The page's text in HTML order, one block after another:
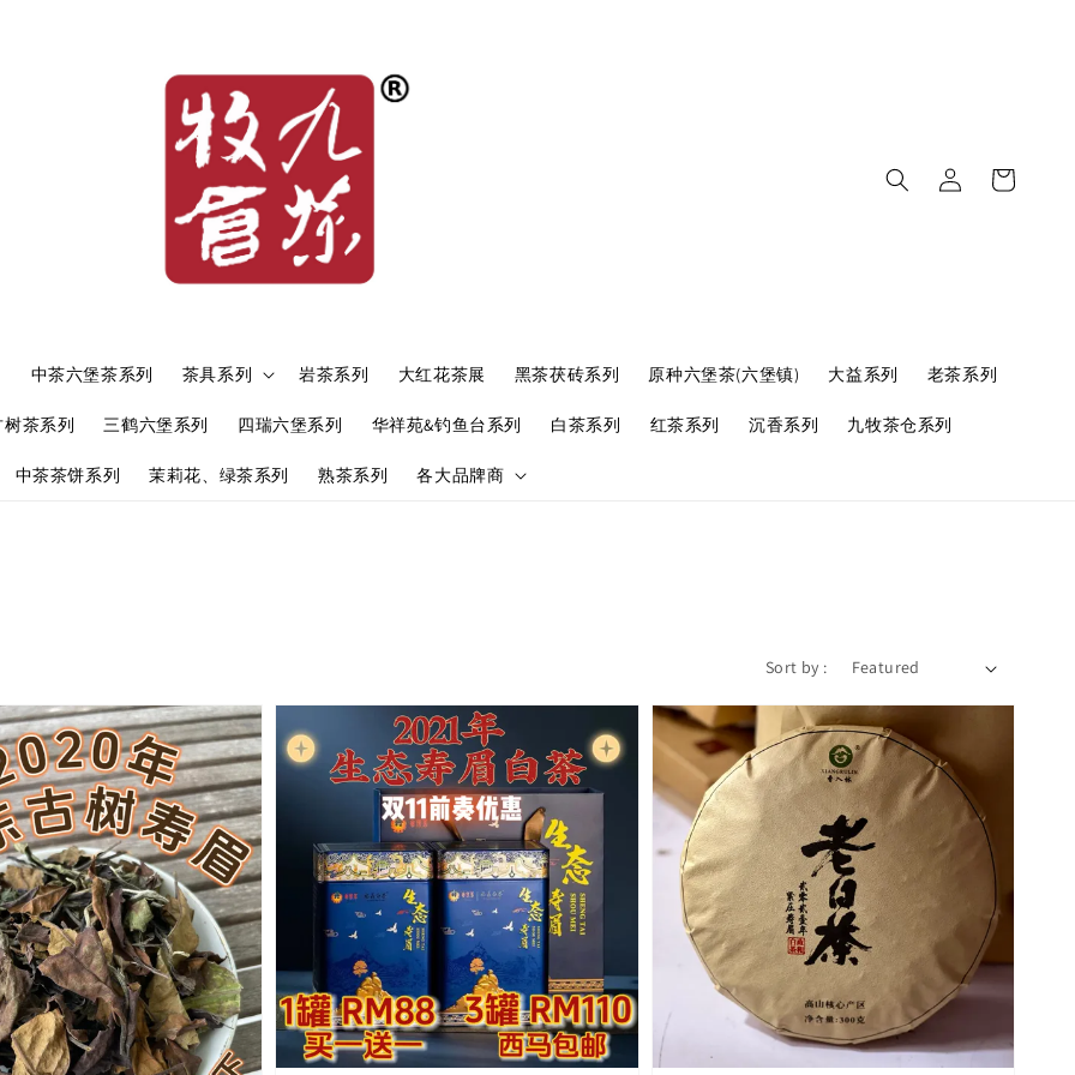
中茶六堡茶系列 茶具系列 岩茶系列 大红花茶展 黑茶茯砖系列 原种六堡茶(六堡镇) 大益系列 老茶系列
树茶系列 三鹤六堡系列 四瑞六堡系列 华祥苑&钓鱼台系列 白茶系列 红茶系列 沉香系列 九牧茶仓系列
中茶茶饼系列 茉莉花、绿茶系列 熟茶系列 各大品牌商
Sort by :